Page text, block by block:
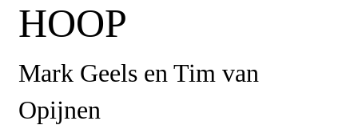
HOOP
Mark Geels en Tim van
Opijnen